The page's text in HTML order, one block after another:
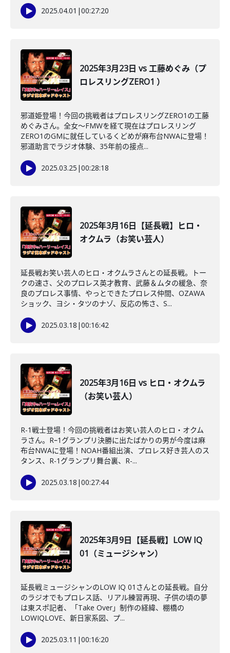
2025.04.01 |00:27:20
2025年3月23日 vs 工藤めぐみ（プ
ロレスリングZERO1 ）
邪道姫登場！今回の挑戦者はプロレスリングZERO1の工藤
めぐみさん。全女～FMWを経て現在はプロレスリング
ZERO1のGMに就任しているくどめが麻布台NWAに登場！
邪道助言でラジオ体験、35年前の接点...
2025.03.25 |00:28:18
2025年3月16日【延長戦】ヒロ・
オクムラ（お笑い芸人）
延長戦お笑い芸人のヒロ・オクムラさんとの延長戦。トー
クの速さ、父のプロレス英才教育、武藤＆ムタの緩急、奈
良のプロレス事情、やっとできたプロレス仲間、OZAWA
ショック、ヨシ・タツのナゾ、反応の怖さ、S...
2025.03.18 |00:16:42
2025年3月16日 vs ヒロ・オクムラ
（お笑い芸人）
R-1戦士登場！今回の挑戦者はお笑い芸人のヒロ・オクム
ラさん。Rｰ1グランプリ決勝に出たばかりの男が今度は麻
布台NWAに登場！NOAH番組出演、プロレス好き芸人のス
タンス、R-1グランプリ舞台裏、R-...
2025.03.18 |00:27:44
2025年3月9日【延長戦】LOW IQ
01（ミュージシャン）
延長戦ミュージシャンのLOW IQ 01さんとの延長戦。自分
のラジオでもプロレス話、リアル練習再現、子供の頃の夢
は東スポ記者、「Take Over」制作の経緯、棚橋の
LOWIQLOVE、新日家系図、プ...
2025.03.11 |00:16:20